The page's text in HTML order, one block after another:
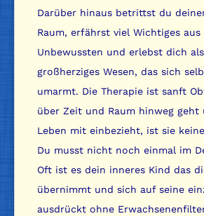
Darüber hinaus betrittst du
Raum, erfährst viel Wichtiges aus
Unbewussten und erlebst dich
großherziges Wesen, das sich
umarmt. Die Therapie ist sanft
über Zeit und Raum hinweg geht
Leben mit einbezieht, ist sie
Du musst nicht noch einmal im
Oft ist es dein inneres Kind das
übernimmt und sich auf seine
ausdrückt ohne